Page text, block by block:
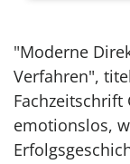
"Moderne
Verfahren",
Fachzeitschrift
emotionslos,